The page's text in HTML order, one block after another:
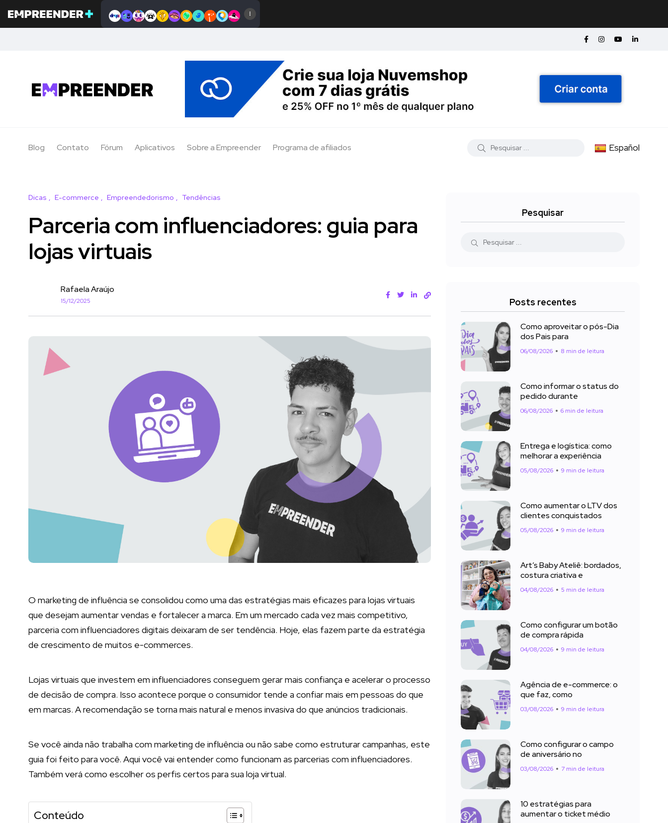
Blog Contato Fórum Aplicativos Sobre a Empreender Programa de afiliados Español
Dicas E-commerce Empreendedorismo Tendências
Parceria com influenciadores: guia para
lojas virtuais
Rafaela Araújo
15/12/2025
O marketing de influência se consolidou como uma das estratégias mais eficazes para lojas virtuais
que desejam aumentar vendas e fortalecer a marca. Em um mercado cada vez mais competitivo,
parceria com influenciadores digitais deixaram de ser tendência. Hoje, elas fazem parte da estratégia
de crescimento de muitos e-commerces.
Lojas virtuais que investem em influenciadores conseguem gerar mais confiança e acelerar o processo
de decisão de compra. Isso acontece porque o consumidor tende a confiar mais em pessoas do que
em marcas. A recomendação se torna mais natural e menos invasiva do que anúncios tradicionais.
Se você ainda não trabalha com marketing de influência ou não sabe como estruturar campanhas, este
guia foi feito para você. Aqui você vai entender como funcionam as parcerias com influenciadores.
Também verá como escolher os perfis certos para sua loja virtual.
Conteúdo
Pesquisar
Posts recentes
Como aproveitar o pós-Dia
dos Pais para
06/08/2026 8 min de leitura
Como informar o status do
pedido durante
06/08/2026 6 min de leitura
Entrega e logística: como
melhorar a experiência
05/08/2026 9 min de leitura
Como aumentar o LTV dos
clientes conquistados
05/08/2026 9 min de leitura
Art’s Baby Ateliê: bordados,
costura criativa e
04/08/2026 5 min de leitura
Como configurar um botão
de compra rápida
04/08/2026 9 min de leitura
Agência de e-commerce: o
que faz, como
03/08/2026 9 min de leitura
Como configurar o campo
de aniversário no
03/08/2026 7 min de leitura
10 estratégias para
aumentar o ticket médio